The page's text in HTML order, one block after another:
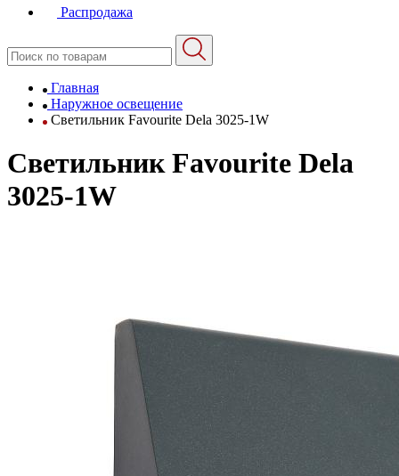
Распродажа
Главная
Наружное освещение
Светильник Favourite Dela 3025-1W
Светильник Favourite Dela
3025-1W